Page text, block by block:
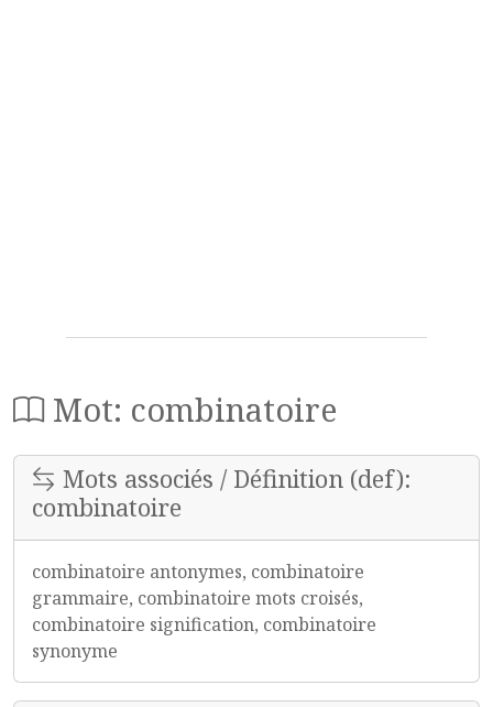
Mot: combinatoire
Mots associés / Définition (def):
combinatoire
combinatoire antonymes, combinatoire
grammaire, combinatoire mots croisés,
combinatoire signification, combinatoire
synonyme